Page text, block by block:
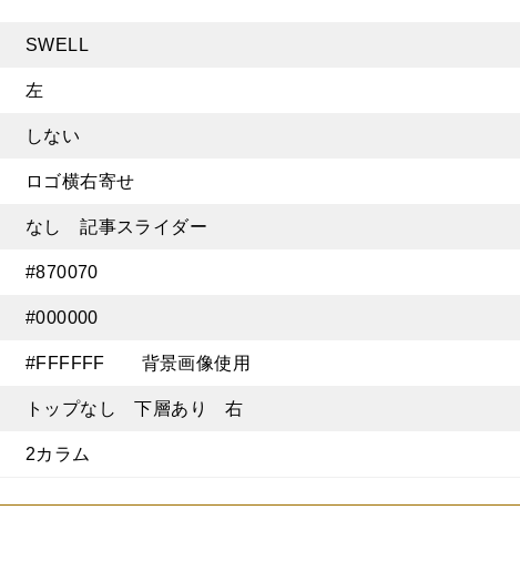
SWELL
左
しない
ロゴ横右寄せ
なし 記事スライダー
#870070
#000000
#FFFFFF 背景画像使用
トップなし 下層あり 右
2カラム